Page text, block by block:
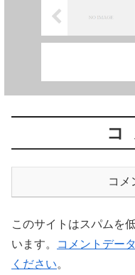
コメ
このサイトはスパムを
います。
コメントデー
ください。